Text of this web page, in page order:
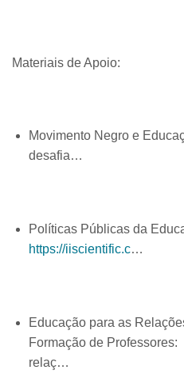
Materiais de Apoio:
Movimento Negro e
desafia…
Políticas Públicas da
https://iiscientific.c…
Educação para as
Formação de
relaç…